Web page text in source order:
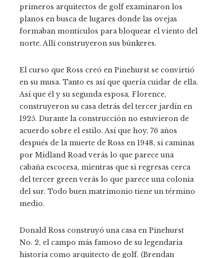
primeros arquitectos de golf examinaron los
planos en busca de lugares donde las ovejas
formaban montículos para bloquear el viento del
norte. Allí construyeron sus búnkeres.
El curso que Ross creó en Pinehurst se convirtió
en su musa. Tanto es así que quería cuidar de ella.
Así que él y su segunda esposa, Florence,
construyeron su casa detrás del tercer jardín en
1925. Durante la construcción no estuvieron de
acuerdo sobre el estilo. Así que hoy, 76 años
después de la muerte de Ross en 1948, si caminas
por Midland Road verás lo que parece una
cabaña escocesa, mientras que si regresas cerca
del tercer green verás lo que parece una colonia
del sur. Todo buen matrimonio tiene un término
medio.
Donald Ross construyó una casa en Pinehurst
No. 2, el campo más famoso de su legendaria
historia como arquitecto de golf. (Brendan